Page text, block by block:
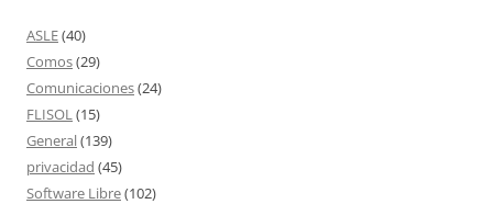
ASLE(40)
Comos(29)
Comunicaciones(24)
FLISOL(15)
General(139)
privacidad (45)
Software Libre(102)